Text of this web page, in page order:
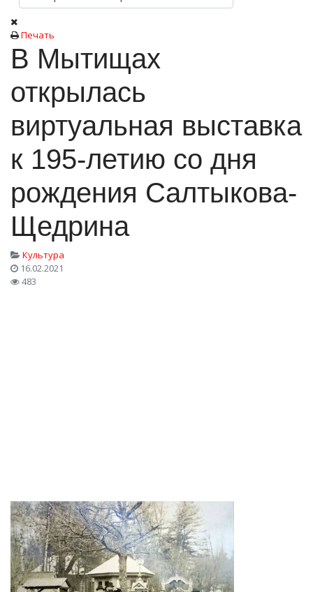
Печать
В Мытищах
открылась
виртуальная выставка
к 195-летию со дня
рождения Салтыкова-
Щедрина
Культура
16.02.2021
483